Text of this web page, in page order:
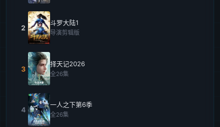
2
斗罗大陆1
导演剪辑版
3
择天记2026
全26集
4
一人之下第6季
全26集